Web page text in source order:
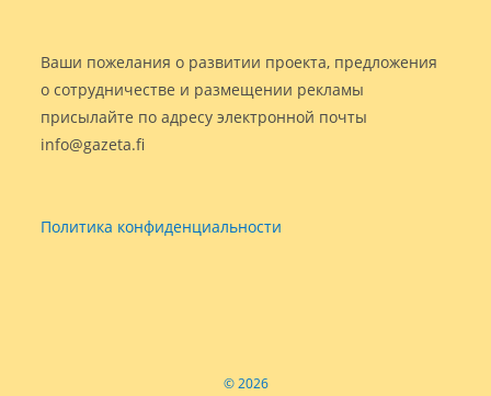
Ваши пожелания о развитии проекта, предложения
о сотрудничестве и размещении рекламы
присылайте по адресу электронной почты
info@gazeta.fi
Политика конфиденциальности
© 2026